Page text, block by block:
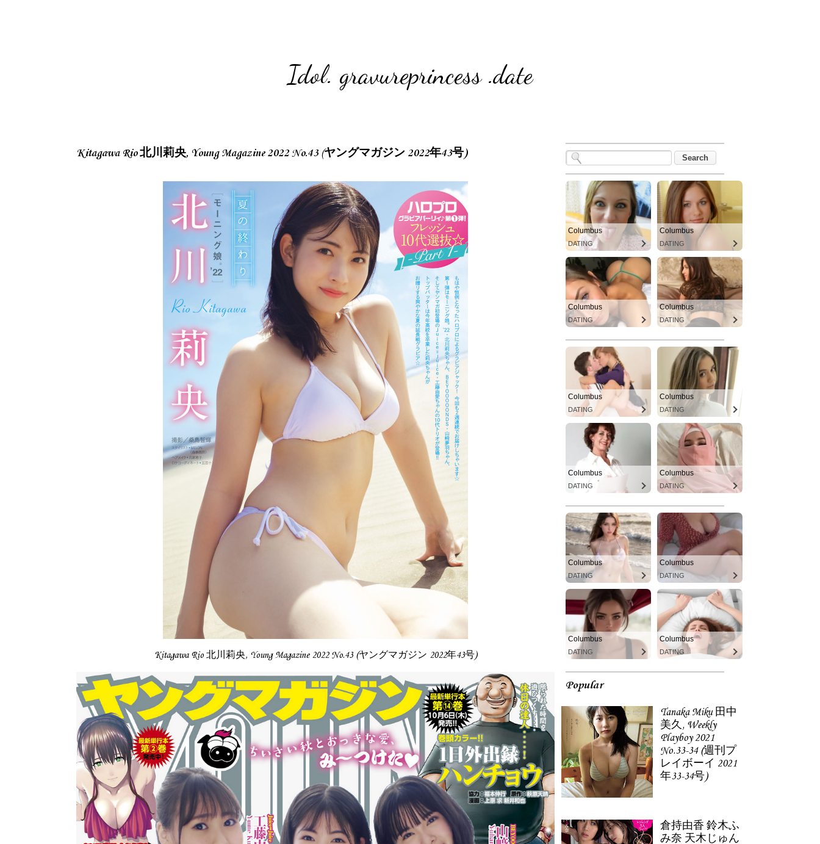
Idol. gravureprincess .date
Kitagawa Rio 北川莉央, Young Magazine 2022 No.43 (ヤングマガジン 2022年43号)
Kitagawa Rio 北川莉央, Young Magazine 2022 No.43 (ヤングマガジン 2022年43号)
Columbus
DATING
Columbus
DATING
Columbus
DATING
Columbus
DATING
Columbus
DATING
Columbus
DATING
Columbus
DATING
Columbus
DATING
Columbus
DATING
Columbus
DATING
Columbus
DATING
Columbus
DATING
Popular
Tanaka Miku 田中
美久, Weekly
Playboy 2021
No.33-34 (週刊プ
レイボーイ 2021
年33-34号)
倉持由香 鈴木ふ
み奈 天木じゅん